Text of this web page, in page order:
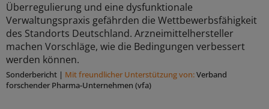
Überregulierung und eine dysfunktionale
Verwaltungspraxis gefährden die Wettbewerbsfähigkeit
des Standorts Deutschland. Arzneimittelhersteller
machen Vorschläge, wie die Bedingungen verbessert
werden können.
Sonderbericht | Mit freundlicher Unterstützung von:Verband
forschender Pharma-Unternehmen (vfa)